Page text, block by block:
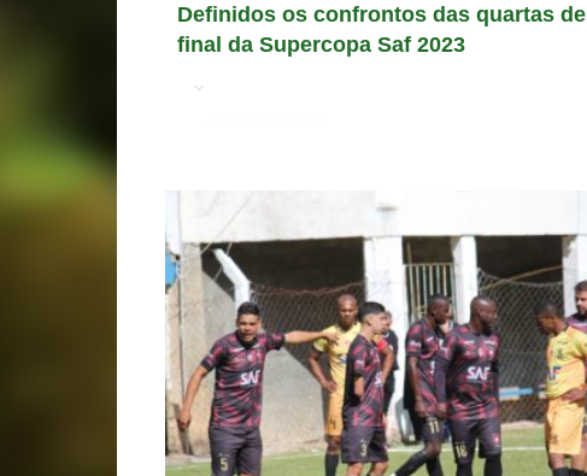
Definidos os confrontos das quartas de
final da Supercopa Saf 2023